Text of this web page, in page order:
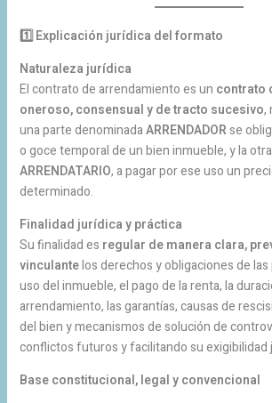
1️Explicación jurídica del formato
Naturaleza jurídica
El contrato de arrendamiento es un contrato
oneroso, consensual y de tracto sucesivo,
una parte denominadaARRENDADORse
o goce temporal de un bien inmueble, y la
ARRENDATARIO, a pagar por ese uso un
determinado.
Finalidad jurídica y práctica
Su finalidad es regular de manera clara,
vinculantelos derechos y obligaciones de
uso del inmueble, el pago de la renta, la
arrendamiento, las garantías, causas de
del bien y mecanismos de solución de
conflictos futuros y facilitando su exigibilidad
Base constitucional, legal y convencional